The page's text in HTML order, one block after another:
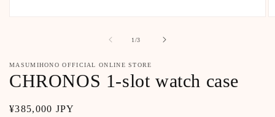
1 /
of3
MASUMIHONO OFFICIAL ONLINE STORE
CHRONOS 1-slot watch case
Regular
¥385,000 JPY